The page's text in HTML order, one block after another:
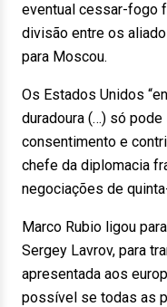
eventual cessar-fogo
divisão entre os
para Moscou.
Os Estados Unidos
duradoura (…) só
consentimento e
chefe da diplomacia
negociações de
Marco Rubio ligou
Sergey Lavrov, para
apresentada aos
possível se todas as